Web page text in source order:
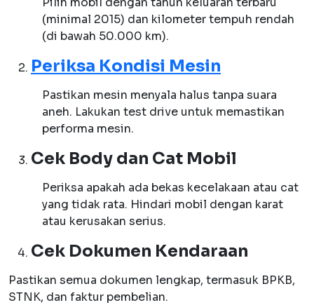
(minimal 2015) dan kilometer tempuh rendah
(di bawah 50.000 km).
Periksa Kondisi Mesin
Pastikan mesin menyala halus tanpa suara
aneh. Lakukan test drive untuk memastikan
performa mesin.
Cek Body dan Cat Mobil
Periksa apakah ada bekas kecelakaan atau cat
yang tidak rata. Hindari mobil dengan karat
atau kerusakan serius.
Cek Dokumen Kendaraan
Pastikan semua dokumen lengkap, termasuk BPKB,
STNK, dan faktur pembelian.